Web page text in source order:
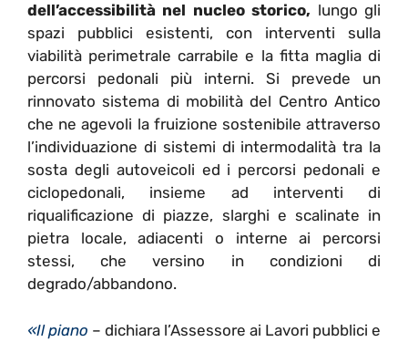
dell’accessibilità nel nucleo storico, lungo gli
spazi pubblici esistenti, con interventi sulla
viabilità perimetrale carrabile e la fitta maglia di
percorsi pedonali più interni. Si prevede un
rinnovato sistema di mobilità del Centro Antico
che ne agevoli la fruizione sostenibile attraverso
l’individuazione di sistemi di intermodalità tra la
sosta degli autoveicoli ed i percorsi pedonali e
ciclopedonali, insieme ad interventi di
riqualificazione di piazze, slarghi e scalinate in
pietra locale, adiacenti o interne ai percorsi
stessi, che versino in condizioni di
degrado/abbandono.
«Il piano – dichiara l’Assessore ai Lavori pubblici e